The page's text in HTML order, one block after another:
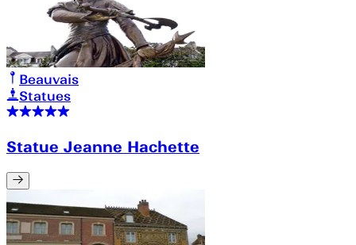
Beauvais
Statues
Statue Jeanne Hachette